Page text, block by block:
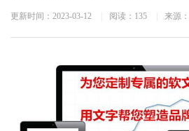
更新时间：2023-03-12 阅读： 135 来源：